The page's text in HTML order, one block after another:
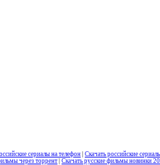
сериалы на телефон Скачать российские
через торрент Скачать русские фильмы новинки